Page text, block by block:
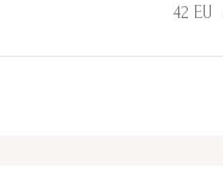
42 EU